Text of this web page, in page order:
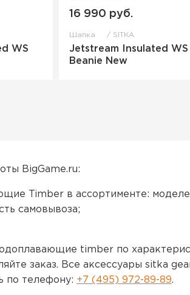
WS
16 990 руб.
Шапка SITKA
Jetstream Insulated WS
Beanie New
BigGame.ru:
Timber в ассортименте:
самовывоза;
timber по
заказ. Все аксессуары sitka
по телефону: +7 (495) 972-89-89.